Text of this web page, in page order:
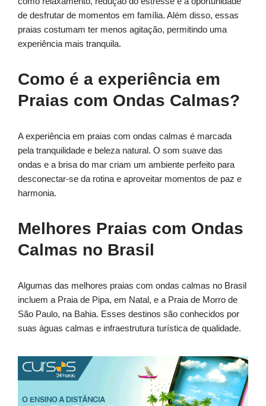
de desfrutar de momentos em família. Além disso, essas
praias costumam ter menos agitação, permitindo uma
experiência mais tranquila.
Como é a experiência em
Praias com Ondas Calmas?
A experiência em praias com ondas calmas é marcada
pela tranquilidade e beleza natural. O som suave das
ondas e a brisa do mar criam um ambiente perfeito para
desconectar-se da rotina e aproveitar momentos de paz e
harmonia.
Melhores Praias com Ondas
Calmas no Brasil
Algumas das melhores praias com ondas calmas no Brasil
incluem a Praia de Pipa, em Natal, e a Praia de Morro de
São Paulo, na Bahia. Esses destinos são conhecidos por
suas águas calmas e infraestrutura turística de qualidade.